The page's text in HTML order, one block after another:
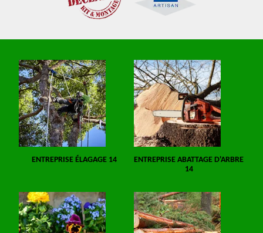
ENTREPRISE ÉLAGAGE 14
ENTREPRISE ABATTAGE D'ARBRE
14